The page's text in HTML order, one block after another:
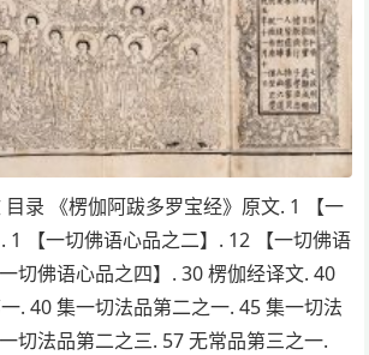
录 《楞伽阿跋多罗宝经》原文. 1 【一
1 【一切佛语心品之二】. 12 【一切佛语
切佛语心品之四】. 30 楞伽经译文. 40
. 40 集一切法品第二之一. 45 集一切法
切法品第二之三. 57 无常品第三之一.